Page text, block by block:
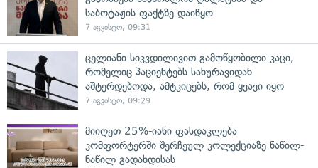
საბოტაჟის ფაქტზე დაიწყო
7 აგვისტო, 09:31
ცელიანი სიკვდილივით გამოწყობილი კაცი,
რომელიც პაციენტებს სახურავიდან
აშტერდებოდა, ამტკიცებს, რომ ყვავი იყო
7 აგვისტო, 09:29
მიიღეთ 25%-იანი ფასდაკლება
კომფორტერში შერჩეულ კოლექციაზე ნაწილ-
ნაწილ გადახდისას